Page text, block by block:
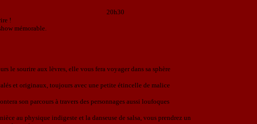
20h30
!
mémorable.
le sourire aux lèvres, elle vous fera voyager dans sa sphère
et originaux, toujours avec une petite étincelle de malice
son parcours à travers des personnages aussi loufoques
au physique indigeste et la danseuse de salsa, vous prendrez un